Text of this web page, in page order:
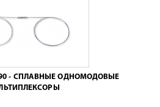
- СПЛАВНЫЕ ОДНОМОДОВЫЕ